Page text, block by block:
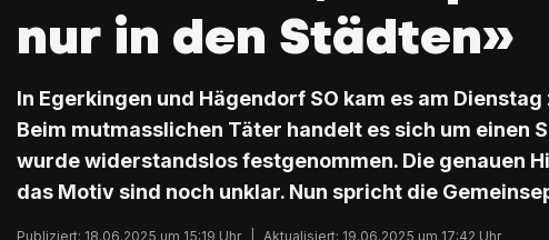
nur in den Städten»
In Egerkingen und Hägendorf SO kam es am
Beim mutmasslichen Täter handelt es sich um einen
wurde widerstandslos festgenommen. Die genauen
das Motiv sind noch unklar. Nun spricht die
Publiziert: 18.06.2025 um 15:19 Uhr Aktualisiert: 19.06.2025 um 17:42 Uhr